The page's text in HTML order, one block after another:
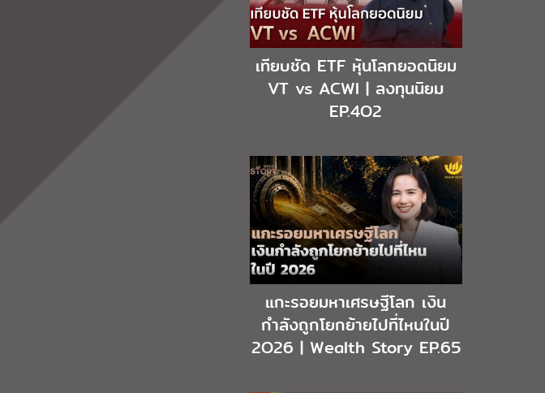
เทียบชัด ETF หุ้นโลกยอดนิยม
VT vs ACWI | ลงทุนนิยม
EP.4O2
แกะรอยมหาเศรษฐีโลก เงิน
กำลังถูกโยกย้ายไปที่ไหนในปี
2O26 | Wealth Story EP.65